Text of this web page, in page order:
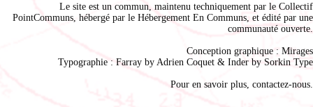
Le site est un commun, maintenu techniquement par le Collectif
PointCommuns , hébergé par le Hébergement En Communs , et édité par une
communauté ouverte.
Conception graphique : Mirages
Typographie : Farray by Adrien Coquet & Inder by Sorkin Type
Pour en savoir plus, contactez-nous